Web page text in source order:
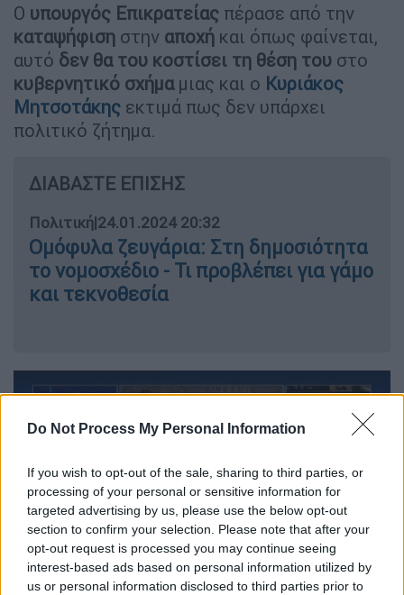
Do Not Process My Personal Information
If you wish to opt-out of the sale, sharing to third parties, or
processing of your personal or sensitive information for
targeted advertising by us, please use the below opt-out
section to confirm your selection. Please note that after your
opt-out request is processed you may continue seeing
interest-based ads based on personal information utilized by
us or personal information disclosed to third parties prior to
Ο υπουργός Επικρατείας πέρασε από την
καταψήφιση στην αποχή και όπως φαίνεται,
αυτό δεν θα του κοστίσει τη θέση του στο
κυβερνητικό σχήμαμιας και ο Κυριάκος
Μητσοτάκης εκτιμά πως δεν υπάρχει
πολιτικό ζήτημα.
ΔΙΑΒΑΣΤΕ ΕΠΙΣΗΣ
Πολιτική|24.01.2024 20:32
Ομόφυλα ζευγάρια: Στη δημοσιότητα
το νομοσχέδιο - Τι προβλέπει για γάμο
και τεκνοθεσία
video